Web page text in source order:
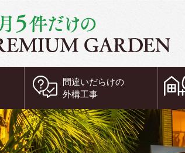
間違いだらけの
外構工事